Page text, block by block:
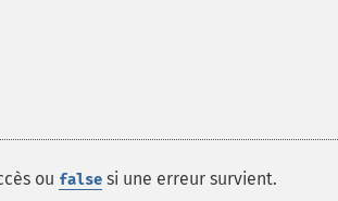
ou false si une erreur survient.